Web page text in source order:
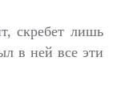
скребет лишь
в ней все эти